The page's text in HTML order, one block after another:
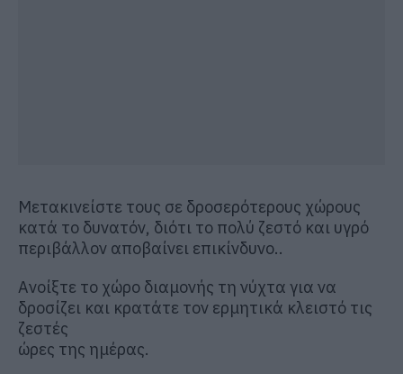
Μετακινείστε τους σε δροσερότερους χώρους
κατά το δυνατόν, διότι το πολύ ζεστό και υγρό
περιβάλλον αποβαίνει επικίνδυνο..
Ανοίξτε το χώρο διαμονής τη νύχτα για να
δροσίζει και κρατάτε τον ερμητικά κλειστό τις
ζεστές
ώρες της ημέρας.